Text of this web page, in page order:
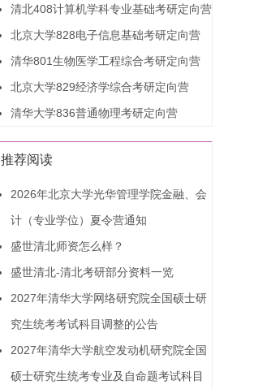
清北408计算机学科专业基础考研定向营
北京大学828电子信息基础考研定向营
清华801生物医学工程综合考研定向营
北京大学829经济学综合考研定向营
清华大学836普通物理考研定向营
推荐阅读
2026年北京大学光华管理学院金融、会
计（专业学位）夏令营通知
盛世清北师资怎么样？
盛世清北-清北考研部分资料一览
2027年清华大学网络研究院全国硕士研
究生统考考试科目调整的公告
2027年清华大学航空发动机研究院全国
硕士研究生统考专业及自命题考试科目